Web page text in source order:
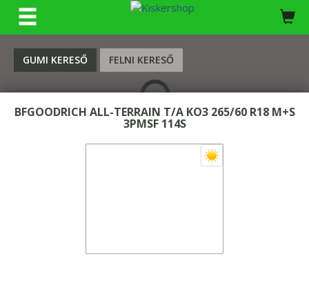
GUMI KERESŐ FELNI KERESŐ
BFGOODRICH ALL-TERRAIN T/A KO3 265/60 R18 M+S
3PMSF 114S